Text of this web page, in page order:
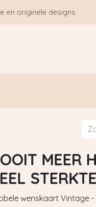
en originele designs
MEER
STERKTE
wenskaart Vintage -